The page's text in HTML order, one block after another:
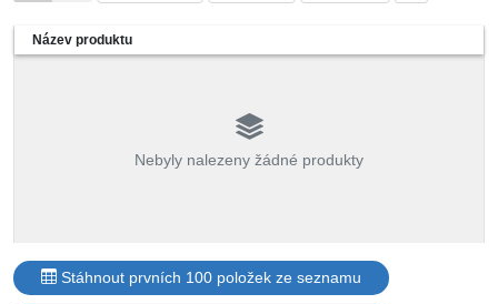
Název produktu
Nebyly nalezeny žádné produkty
Stáhnout prvních 100 položek ze seznamu